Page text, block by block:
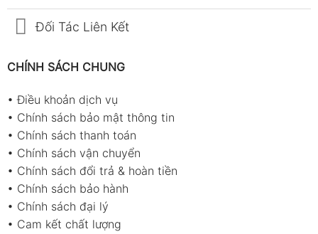
thông gió.
Theo dõi điều kiện môi trường trong nông
Kiểm soát chất lượng trong sản xuất thực
phẩm, dược phẩm, điện tử.
Phụ kiện sản phẩm
Sách hướng dẫn sử dụng.
Pin AAA.
Cáp RS-232 to USB + phần mềm (TES-
1365).
Đối Tác Liên Kết
CHÍNH SÁCH CHUNG
•Điều khoản dịch vụ
• Chính sách bảo mật thông tin
• Chính sách thanh toán
• Chính sách vận chuyển
• Chính sách đổi trả & hoàn tiền
• Chính sách bảo hành
• Chính sách đại lý
• Cam kết chất lượng